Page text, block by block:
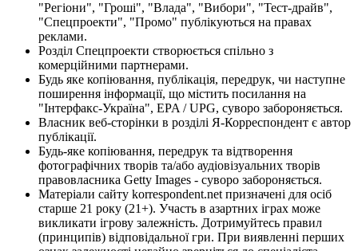
"Регіони", "Гроші", "Влада", "Вибори", "Тест-драйв",
"Спецпроекти", "Промо" публікуються на правах
реклами.
Розділ Спецпроекти створюється спільно з
комерційними партнерами.
Будь яке копіювання, публікація, передрук, чи наступне
поширення інформації, що містить посилання на
"Інтерфакс-Україна", EPA / UPG, суворо забороняється.
Власник веб-сторінки в розділі Я-Корреспондент є автор
публікації.
Будь-яке копіювання, передрук та відтворення
фотографічних творів та/або аудіовізуальних творів
правовласника Getty Images - суворо забороняється.
Матеріали сайту korrespondent.net призначені для осіб
старше 21 року (21+). Участь в азартних іграх може
викликати ігрову залежність. Дотримуйтесь правил
(принципів) відповідальної гри. При виявленні перших